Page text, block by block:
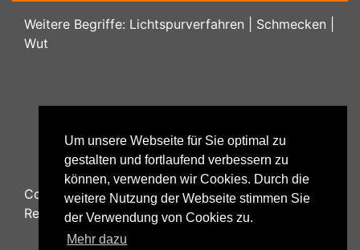
Um unsere Webseite für Sie optimal zu
gestalten und fortlaufend verbessern zu
können, verwenden wir Cookies. Durch die
weitere Nutzung der Webseite stimmen Sie
der Verwendung von Cookies zu.
Mehr dazu
Weitere Begriffe: Lichtspurverfahren Schmecken
Wut
Copyright © 2026Psychology48.com - All Rights
Reserved.